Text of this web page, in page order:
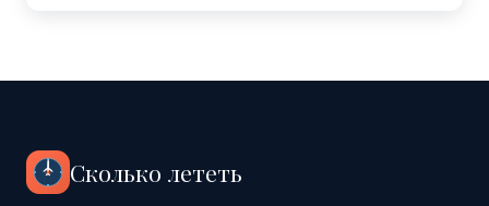
Сколько лететь